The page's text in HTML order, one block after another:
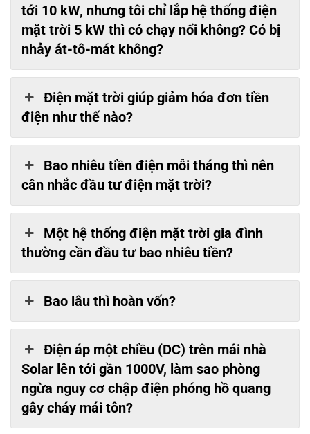
tới 10 kW, nhưng tôi chỉ lắp hệ thống điện
mặt trời 5 kW thì có chạy nổi không? Có bị
nhảy át-tô-mát không?
Điện mặt trời giúp giảm hóa đơn tiền
điện như thế nào?
Bao nhiêu tiền điện mỗi tháng thì nên
cân nhắc đầu tư điện mặt trời?
Một hệ thống điện mặt trời gia đình
thường cần đầu tư bao nhiêu tiền?
Bao lâu thì hoàn vốn?
Điện áp một chiều (DC) trên mái nhà
Solar lên tới gần 1000V, làm sao phòng
ngừa nguy cơ chập điện phóng hồ quang
gây cháy mái tôn?